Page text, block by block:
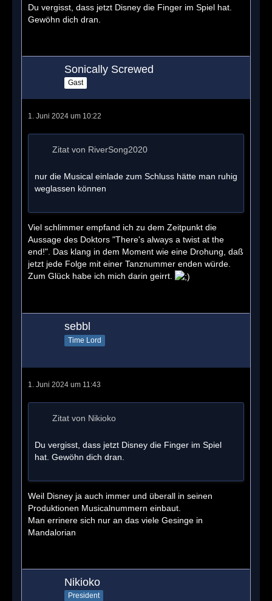
Du vergisst, dass jetzt Disney die Finger im Spiel hat.
Gewöhn dich dran.
Sonically Screwed
Gast
1. Juni 2024 um 10:22
Zitat von RiverSong2020
nur die Musical einlade zum Schluss hätte man ruhig
weglassen können
Viel schlimmer empfand ich zu dem Zeitpunkt die
Aussage des Doktors "There's always a twist at the
end!". Das klang in dem Moment wie eine Drohung, daß
jetzt jede Folge mit einer Tanznummer enden würde.
Zum Glück habe ich mich darin geirrt.
sebbl
Time Lord
1. Juni 2024 um 11:43
Zitat von Nikioko
Du vergisst, dass jetzt Disney die Finger im Spiel
hat. Gewöhn dich dran.
Weil Disney ja auch immer und überall in seinen
Produktionen Musicalnummern einbaut.
Man errinere sich nur an das viele Gesinge in
Mandalorian
Nikioko
President